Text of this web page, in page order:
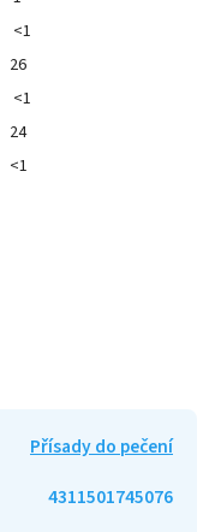
<1
26
<1
24
<1
Přísady do pečení
4311501745076